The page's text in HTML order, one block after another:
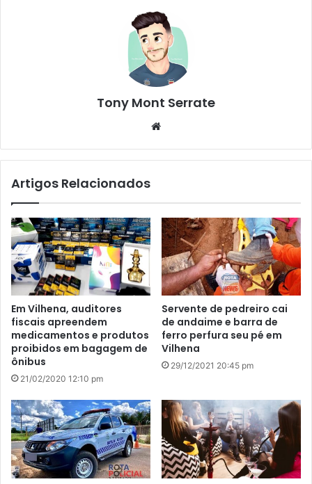
Tony Mont Serrate
te
Artigos Relacionados
Em Vilhena, auditores
fiscais apreendem
medicamentos e produtos
proibidos em bagagem de
ônibus
21/02/2020 12:10 pm
Servente de pedreiro cai
de andaime e barra de
ferro perfura seu pé em
Vilhena
29/12/2021 20:45 pm